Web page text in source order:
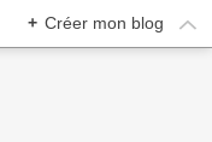
+ Créer mon blog